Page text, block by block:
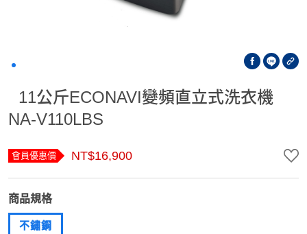
11公斤ECONAVI變頻直立式洗衣機
NA-V110LBS
會員優惠價 NT$16,900
商品規格
不鏽鋼